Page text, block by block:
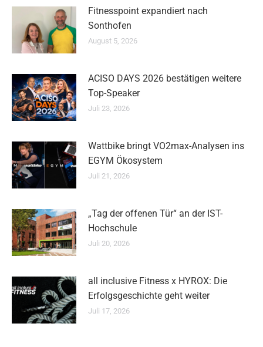
Fitnesspoint expandiert nach
Sonthofen
August 5, 2026
ACISO DAYS 2026 bestätigen weitere
Top-Speaker
Juli 23, 2026
Wattbike bringt VO2max-Analysen ins
EGYM Ökosystem
Juli 21, 2026
„Tag der offenen Tür“ an der IST-
Hochschule
Juli 20, 2026
all inclusive Fitness x HYROX: Die
Erfolgsgeschichte geht weiter
Juli 17, 2026